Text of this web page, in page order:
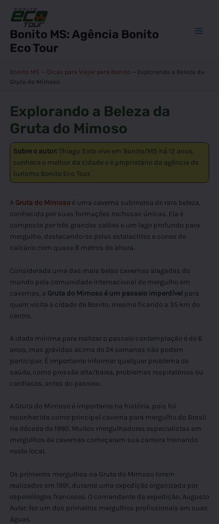
para
conteúdo
Bonito MS: Agência Bonito
Eco Tour
Bonito MS — Dicas para Viajar para Bonito — Explorando a Beleza da
Gruta do Mimoso
Explorando a Beleza da
Gruta do Mimoso
Sobre o autor:Thiago Sato vive em Bonito/MS há 12 anos,
conhece o melhor da cidade e é proprietário da agência de
turismo Bonito Eco Tour.
A Gruta do Mimoso é uma caverna submersa de rara beleza,
conhecida por suas formações rochosas únicas. Ela é
composta por três grandes salões e um lago profundo para
mergulho, destacando-se pelas estalactites e cones de
calcário com quase 8 metros de altura.
Considerada uma das mais belas cavernas alagadas do
mundo pela comunidade internacional de mergulho em
cavernas, a Gruta do Mimoso é um passeio imperdível para
quem visita a cidade de Bonito, mesmo ficando a 35 km do
centro.
A idade mínima para realizar o passeio contemplação é de 6
anos, mas grávidas acima de 24 semanas não podem
participar. É importante informar qualquer problema de
saúde, como pressão alta/baixa, problemas respiratórios ou
cardíacos, antes do passeio.
A Gruta do Mimoso é importante na história, pois foi
reconhecida como principal caverna para mergulho do Brasil
na década de 1990. Muitos mergulhadores especialistas em
mergulhos de cavernas começaram sua carreira treinando
neste local.
Os primeiros mergulhos na Gruta do Mimoso foram
realizados em 1991, durante uma expedição organizada por
espeleólogos franceses. O comandante da expedição, Augusto
Auler, fez um dos primeiros mergulhos profissionais em suas
águas.